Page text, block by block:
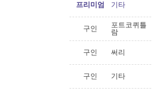
프리미엄 기타
구인
포트코퀴틀
람
구인 써리
구인 기타